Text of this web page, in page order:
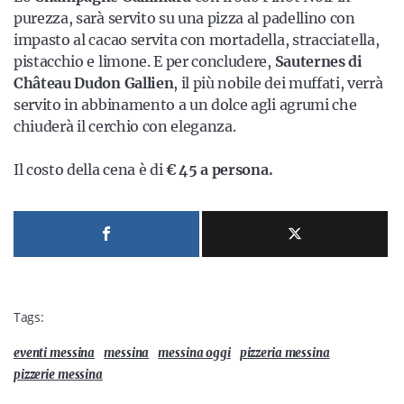
purezza, sarà servito su una pizza al padellino con
impasto al cacao servita con mortadella, stracciatella,
pistacchio e limone. E per concludere, Sauternes di
Château Dudon Gallien, il più nobile dei muffati, verrà
servito in abbinamento a un dolce agli agrumi che
chiuderà il cerchio con eleganza.
Il costo della cena è di € 45 a persona.
Tags:
eventi messina messina messina oggi
pizzeria messina
pizzerie messina